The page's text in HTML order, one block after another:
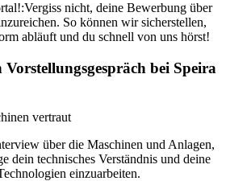
Vergiss nicht, deine Bewerbung über
So können wir sicherstellen,
abläuft und du schnell von uns hörst!
bei Speira
vertraut
über die Maschinen und Anlagen,
dein technisches Verständnis und deine
einzuarbeiten.